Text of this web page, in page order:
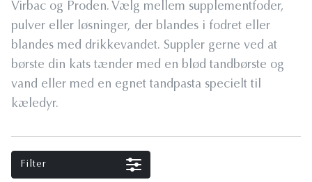
Virbac og Proden. Vælg mellem supplementfoder,
pulver eller løsninger, der blandes i fodret eller
blandes med drikkevandet. Suppler gerne ved at
børste din kats tænder med en blød tandbørste og
vand eller med en egnet tandpasta specielt til
kæledyr.
Filter